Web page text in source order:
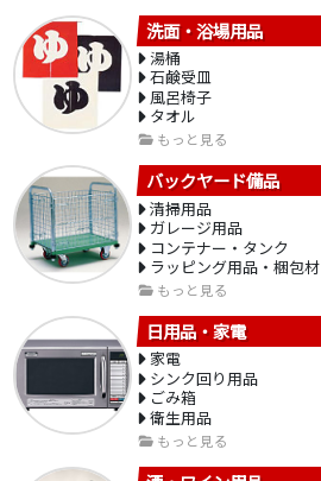
洗面・浴場用品
湯桶
石鹸受皿
風呂椅子
タオル
もっと見る
バックヤード備品
清掃用品
ガレージ用品
コンテナー・タンク
ラッピング用品・梱包材
もっと見る
日用品・家電
家電
シンク回り用品
ごみ箱
衛生用品
もっと見る